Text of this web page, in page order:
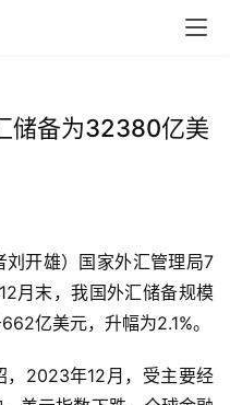
储备为32380亿美
开雄）国家外汇管理局7
月末，我国外汇储备规模
亿美元，升幅为2.1%。
，2023年12月，受主要经